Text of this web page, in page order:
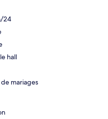
24
hall
mariages